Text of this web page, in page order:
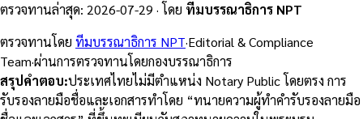
ตรวจทานล่าสุด: 2026-07-29 · โดย ทีมบรรณาธิการ NPT
ตรวจทานโดย ทีมบรรณาธิการ NPT·Editorial & Compliance
Team·ผ่านการตรวจทานโดยกองบรรณาธิการ
สรุปคำตอบ:ประเทศไทยไม่มีตำแหน่ง Notary Public โดยตรง การ
รับรองลายมือชื่อและเอกสารทำโดย “ทนายความผู้ทำคำรับรองลายมือ